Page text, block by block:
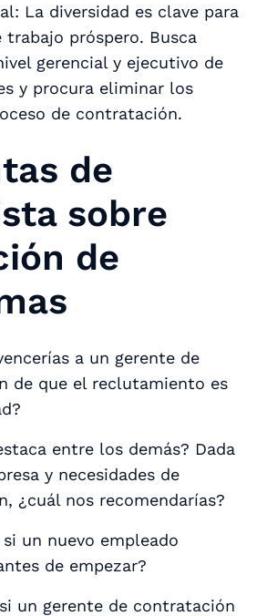
La diversidad es clave para
trabajo próspero. Busca
gerencial y ejecutivo de
y procura eliminar los
de contratación.
de
sobre
de
a un gerente de
de que el reclutamiento es
entre los demás? Dada
y necesidades de
¿cuál nos recomendarías?
si un nuevo empleado
de empezar?
un gerente de contratación